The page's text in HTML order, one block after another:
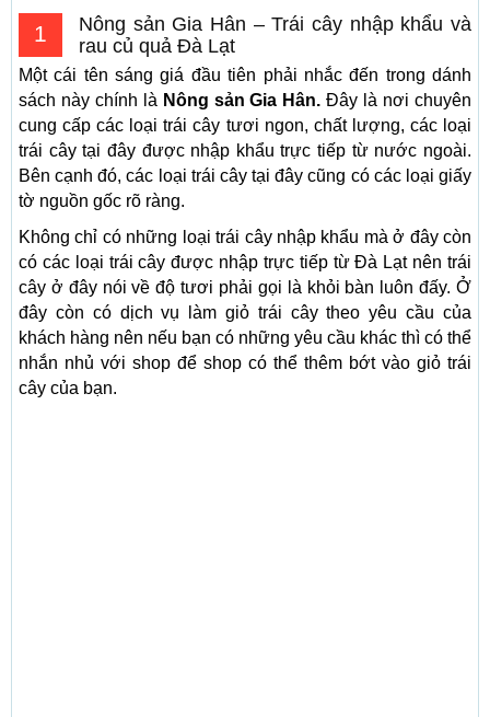
1
Nông sản Gia Hân – Trái cây nhập khẩu và
rau củ quả Đà Lạt
Một cái tên sáng giá đầu tiên phải nhắc đến trong dánh
sách này chính là Nông sản Gia Hân.Đây là nơi chuyên
cung cấp các loại trái cây tươi ngon, chất lượng, các loại
trái cây tại đây được nhập khẩu trực tiếp từ nước ngoài.
Bên cạnh đó, các loại trái cây tại đây cũng có các loại giấy
tờ nguồn gốc rõ ràng.
Không chỉ có những loại trái cây nhập khẩu mà ở đây còn
có các loại trái cây được nhập trực tiếp từ Đà Lạt nên trái
cây ở đây nói về độ tươi phải gọi là khỏi bàn luôn đấy. Ở
đây còn có dịch vụ làm giỏ trái cây theo yêu cầu của
khách hàng nên nếu bạn có những yêu cầu khác thì có thể
nhắn nhủ với shop để shop có thể thêm bớt vào giỏ trái
cây của bạn.